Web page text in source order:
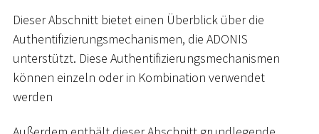
Dieser Abschnitt bietet einen Überblick über die
Authentifizierungsmechanismen, die ADONIS
unterstützt. Diese Authentifizierungsmechanismen
können einzeln oder in Kombination verwendet
werden